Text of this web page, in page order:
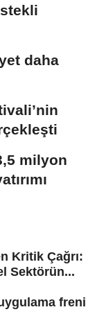
daha
milyon
Kritik Çağrı:
Sektörün...
freni